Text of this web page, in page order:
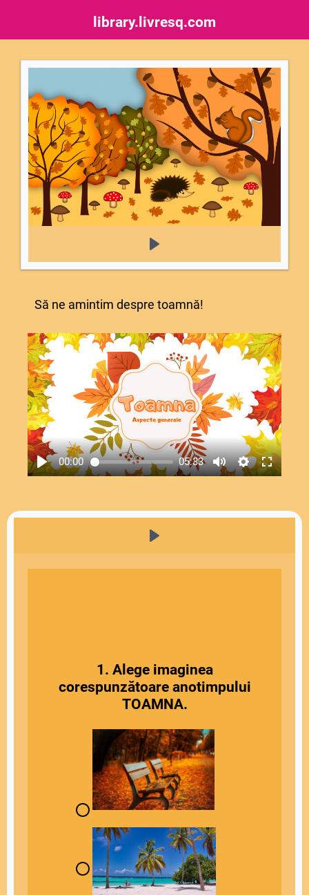
library.livresq.com
Să ne amintim despre toamnă!
00:00 05:33
1. Alege imaginea
corespunzătoare anotimpului
TOAMNA.